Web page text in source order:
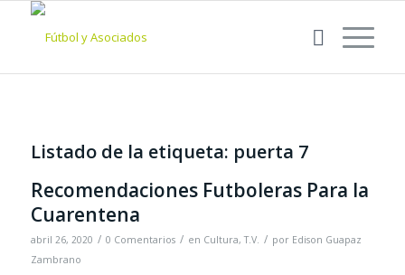
Listado de la etiqueta: puerta 7
Recomendaciones Futboleras Para la
Cuarentena
abril 26, 2020 / 0 Comentarios / en Cultura,T.V. / por Edison Guapaz
Zambrano